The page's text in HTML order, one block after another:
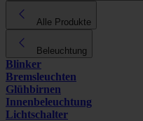
Alle Produkte
Beleuchtung
Blinker
Bremsleuchten
Glühbirnen
Innenbeleuchtung
Lichtschalter